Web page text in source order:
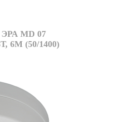
MD 07
6М (50/1400)